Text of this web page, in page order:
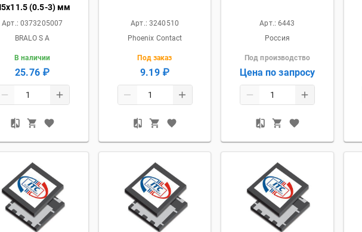
(0.5-3) мм
Арт.: 0373205007
BRALO S A
В наличии
25.76 ₽
Арт.: 3240510
Phoenix Contact
Под заказ
9.19 ₽
Арт.:6443
Россия
Под производство
Цена по запросу